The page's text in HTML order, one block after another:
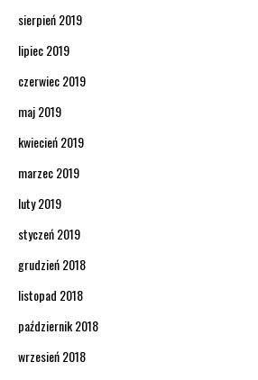
sierpień 2019
lipiec 2019
czerwiec 2019
maj 2019
kwiecień 2019
marzec 2019
luty 2019
styczeń 2019
grudzień 2018
listopad 2018
październik 2018
wrzesień 2018